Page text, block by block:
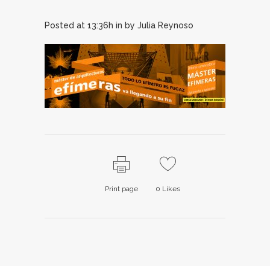
Posted at 13:36h in by Julia Reynoso
Print page 0 Likes